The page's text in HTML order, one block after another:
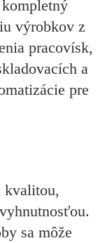
výrobkov z
pracovísk,
a
pre
kvalitou,
sa môže